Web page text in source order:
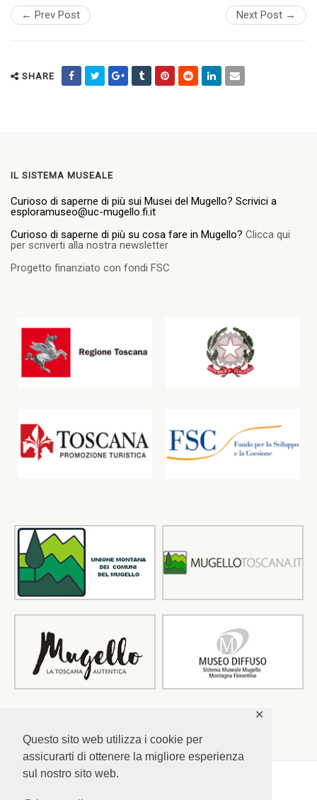
Questo sito web utilizza i cookie per
assicurarti di ottenere la migliore esperienza
sul nostro sito web.
✕
← Prev Post Next Post →
SHARE
IL SISTEMA MUSEALE
Curioso di saperne di più sui Musei del Mugello? Scrivici a
esploramuseo@uc-mugello.fi.it
Curioso di saperne di più su cosa fare in Mugello? Clicca qui
per scriverti alla nostra newsletter
Progetto finanziato con fondi FSC
INFORMATIVA PRIVACY